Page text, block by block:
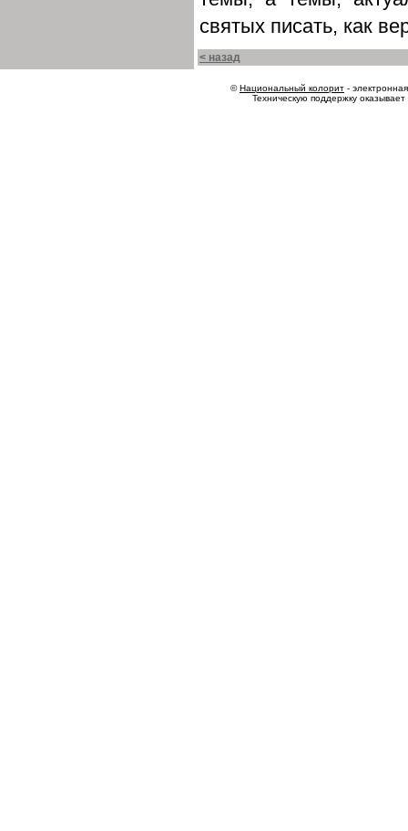
святых писать, как
< назад
©Национальный колорит -
Техническую поддержку